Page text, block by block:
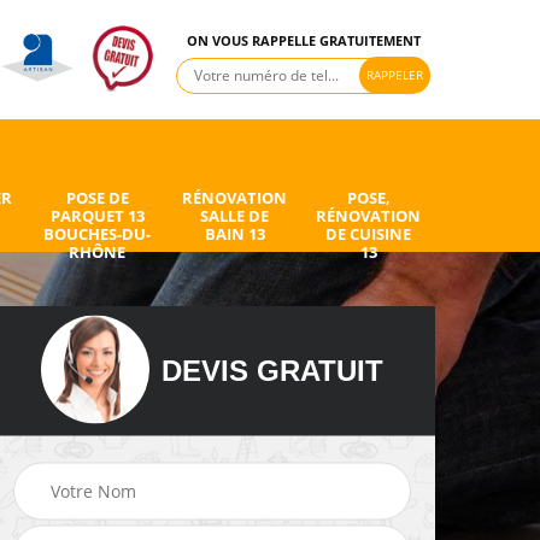
ON VOUS RAPPELLE GRATUITEMENT
POSE DE
PARQUET 13
BOUCHES-DU-
RHÔNE
RÉNOVATION
SALLE DE
BAIN 13
POSE,
RÉNOVATION
DE CUISINE
13
Electricien 13
DEVIS GRATUIT